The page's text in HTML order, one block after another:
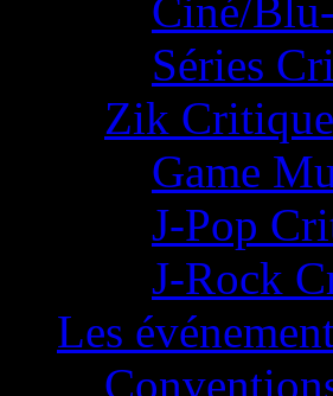
Ciné/
Séries
Zik
Game
J-Pop
J-Rock
Les